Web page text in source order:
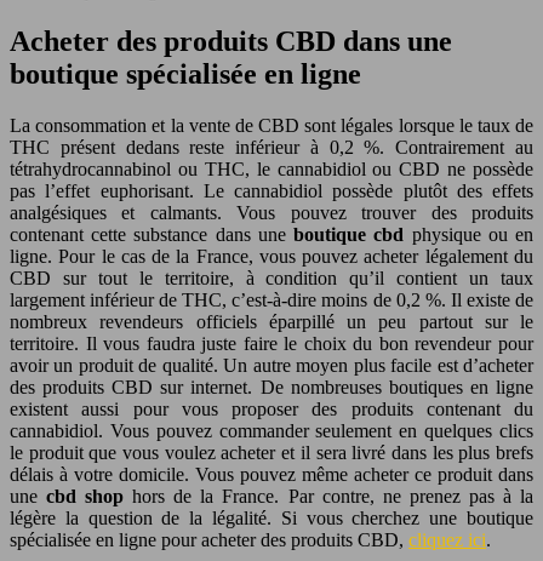
Acheter des produits CBD dans une
boutique spécialisée en ligne
La consommation et la vente de CBD sont légales lorsque le taux de
THC présent dedans reste inférieur à 0,2 %. Contrairement au
tétrahydrocannabinol ou THC, le cannabidiol ou CBD ne possède
pas l’effet euphorisant. Le cannabidiol possède plutôt des effets
analgésiques et calmants. Vous pouvez trouver des produits
contenant cette substance dans uneboutique cbd physique ou en
ligne. Pour le cas de la France, vous pouvez acheter légalement du
CBD sur tout le territoire, à condition qu’il contient un taux
largement inférieur de THC, c’est-à-dire moins de 0,2 %. Il existe de
nombreux revendeurs officiels éparpillé un peu partout sur le
territoire. Il vous faudra juste faire le choix du bon revendeur pour
avoir un produit de qualité. Un autre moyen plus facile est d’acheter
des produits CBD sur internet. De nombreuses boutiques en ligne
existent aussi pour vous proposer des produits contenant du
cannabidiol. Vous pouvez commander seulement en quelques clics
le produit que vous voulez acheter et il sera livré dans les plus brefs
délais à votre domicile. Vous pouvez même acheter ce produit dans
unecbd shop hors de la France. Par contre, ne prenez pas à la
légère la question de la légalité. Si vous cherchez une boutique
spécialisée en ligne pour acheter des produits CBD, cliquez ici.